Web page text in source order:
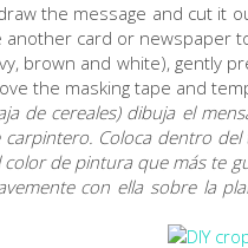
the message and cut
another card or
brown and white), gently
the masking tape and
de cereales) dibuja el
carpintero. Coloca dentro
de pintura que más te
con ella sobre la